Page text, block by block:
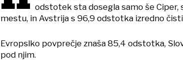
odstotek sta dosegla samo še
mestu, in Avstrija s 96,9 odstotka izredno
Evropslko povprečje znaša 85,4 odstotka,
pod njim.